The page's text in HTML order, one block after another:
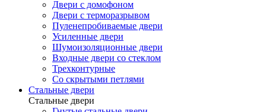
Двери с домофоном
Двери с терморазрывом
Пуленепробиваемые двери
Усиленные двери
Шумоизоляционные двери
Входные двери со стеклом
Трехконтурные
Со скрытыми петлями
Стальные двери
Стальные двери